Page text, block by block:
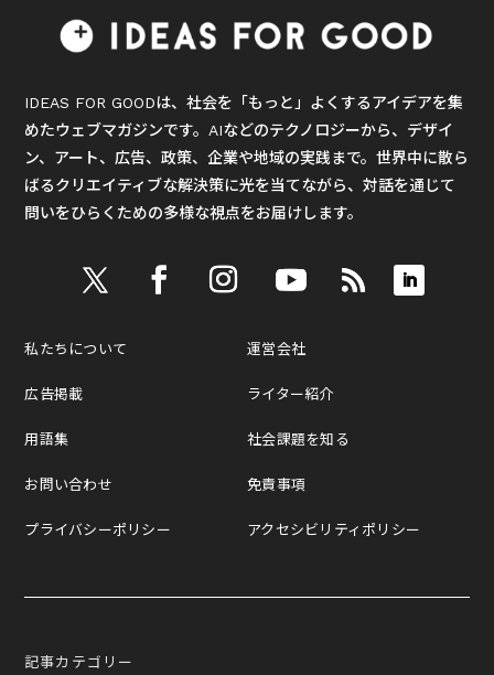
IDEAS FOR GOODは、社会を「もっと」よくするアイデアを集
めたウェブマガジンです。AIなどのテクノロジーから、デザイ
ン、アート、広告、政策、企業や地域の実践まで。世界中に散ら
ばるクリエイティブな解決策に光を当てながら、対話を通じて
問いをひらくための多様な視点をお届けします。
私たちについて
広告掲載
用語集
お問い合わせ
プライバシーポリシー
運営会社
ライター紹介
社会課題を知る
免責事項
アクセシビリティポリシー
記事カテゴリー